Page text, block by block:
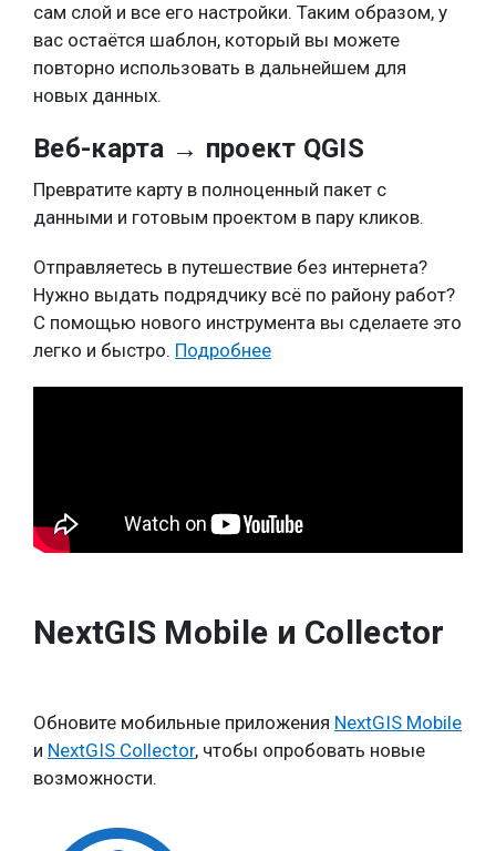
сам слой и все его настройки. Таким образом, у
вас остаётся шаблон, который вы можете
повторно использовать в дальнейшем для
новых данных.
Веб-карта → проект QGIS
Превратите карту в полноценный пакет с
данными и готовым проектом в пару кликов.
Отправляетесь в путешествие без интернета?
Нужно выдать подрядчику всё по району работ?
С помощью нового инструмента вы сделаете это
легко и быстро. Подробнее
NextGIS Mobile и Collector
Обновите мобильные приложения NextGIS Mobile
и NextGIS Collector, чтобы опробовать новые
возможности.